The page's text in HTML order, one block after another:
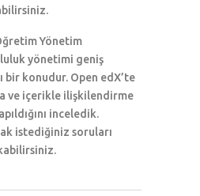
Yönetim
yönetimi geniş
bir konudur. Open edX’te
ve içerikle ilişkilendirme
inceledik.
istediğiniz soruları